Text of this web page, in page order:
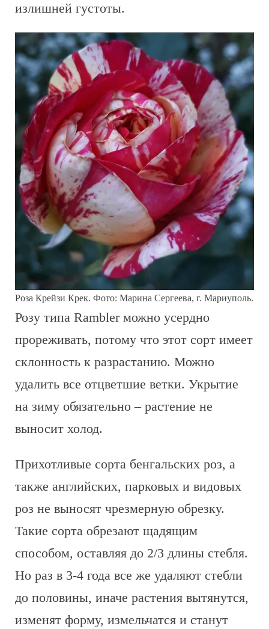
излишней густоты.
Роза Крейзи Крек. Фото: Марина Сергеева, г. Мариуполь.
Розу типа Rambler можно усердно
прореживать, потому что этот сорт имеет
склонность к разрастанию. Можно
удалить все отцветшие ветки. Укрытие
на зиму обязательно – растение не
выносит холод.
Прихотливые сорта бенгальских роз, а
также английских, парковых и видовых
роз не выносят чрезмерную обрезку.
Такие сорта обрезают щадящим
способом, оставляя до 2/3 длины стебля.
Но раз в 3-4 года все же удаляют стебли
до половины, иначе растения вытянутся,
изменят форму, измельчатся и станут